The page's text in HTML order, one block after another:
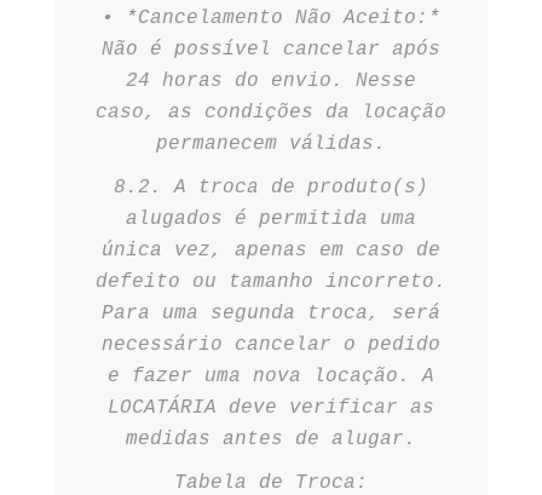
•⁠ ⁠*Cancelamento Não Aceito:*
Não é possível cancelar após
24 horas do envio. Nesse
caso, as condições da locação
permanecem válidas.
8.2. A troca de produto(s)
alugados é permitida uma
única vez, apenas em caso de
defeito ou tamanho incorreto.
Para uma segunda troca, será
necessário cancelar o pedido
e fazer uma nova locação. A
LOCATÁRIA deve verificar as
medidas antes de alugar.
Tabela de Troca: